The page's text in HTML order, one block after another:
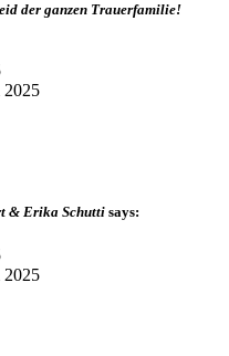
der ganzen Trauerfamilie!
& Erika Schutti says: